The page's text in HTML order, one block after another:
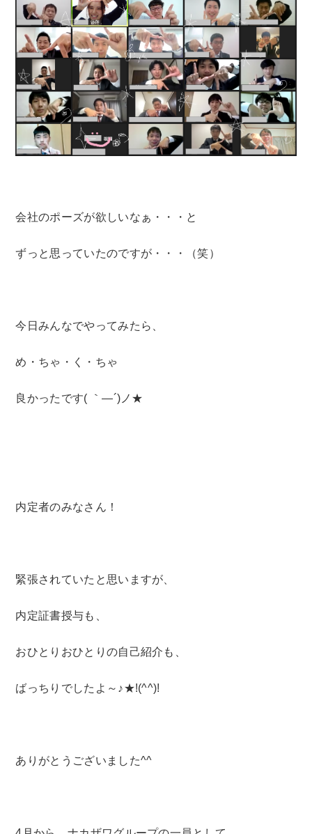
会社のポーズが欲しいなぁ・・・と
ずっと思っていたのですが・・・（笑）
今日みんなでやってみたら、
め・ちゃ・く・ちゃ
良かったです( ｀―´)ノ★
内定者のみなさん！
緊張されていたと思いますが、
内定証書授与も、
おひとりおひとりの自己紹介も、
ばっちりでしたよ～♪★!(^^)!
ありがとうございました^^